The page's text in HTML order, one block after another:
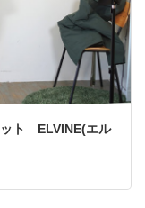
ット ELVINE(エル